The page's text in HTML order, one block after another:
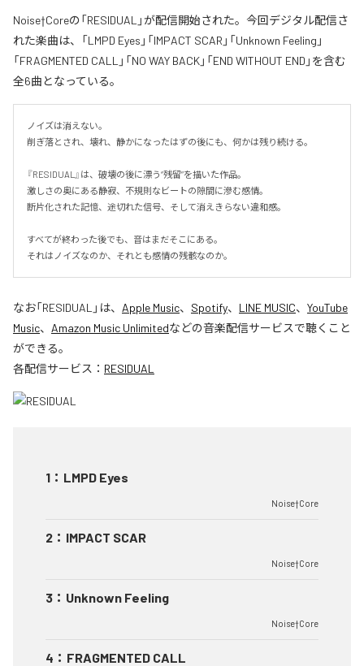
Noise†Coreの「RESIDUAL」が配信開始された。今回デジタル配信さ
れた楽曲は、「LMPD Eyes」「IMPACT SCAR」「Unknown Feeling」
「FRAGMENTED CALL」「NO WAY BACK」「END WITHOUT END」を含む
全6曲となっている。
ノイズは消えない。
削ぎ落とされ、壊れ、静かになったはずの後にも、何かは残り続ける。
『RESIDUAL』は、破壊の後に漂う“残留”を描いた作品。
激しさの奥にある静寂、不規則なビートの隙間に滲む感情。
断片化された記憶、途切れた信号、そして消えきらない違和感。
すべてが終わった後でも、音はまだそこにある。
それはノイズなのか、それとも感情の残骸なのか。
なお「RESIDUAL 」は、 Apple Music、 Spotify、 LINE MUSIC、 YouTube
Music、 Amazon Music Unlimitedなどの音楽配信サービスで聴くこと
ができる。
各配信サービス： RESIDUAL
1 ： LMPD Eyes
Noise†Core
2 ： IMPACT SCAR
Noise†Core
3 ： Unknown Feeling
Noise†Core
4 ： FRAGMENTED CALL